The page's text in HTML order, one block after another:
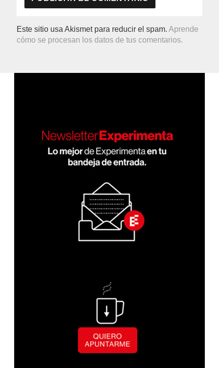
Este sitio usa Akismet para reducir el spam.Aprende
cómo se procesan los datos de tus comentarios.